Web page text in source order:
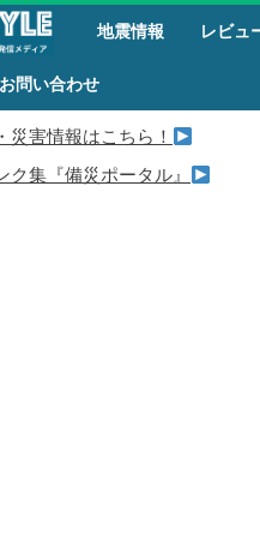
活
地震情報 レビュ
お問い合わせ
害情報はこちら！
集『備災ポータル』